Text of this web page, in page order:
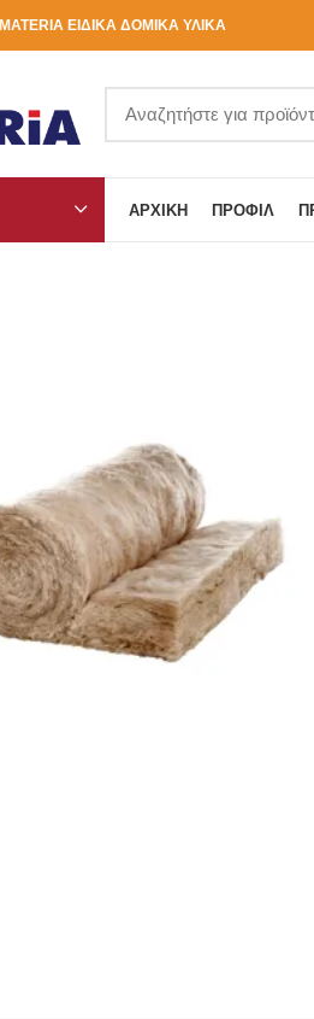
MATERIA ΕΙΔΙΚΑ ΔΟΜΙΚΑ ΥΛΙΚΑ
ΑΡΧΙΚΉ ΠΡΟΦΊΛ